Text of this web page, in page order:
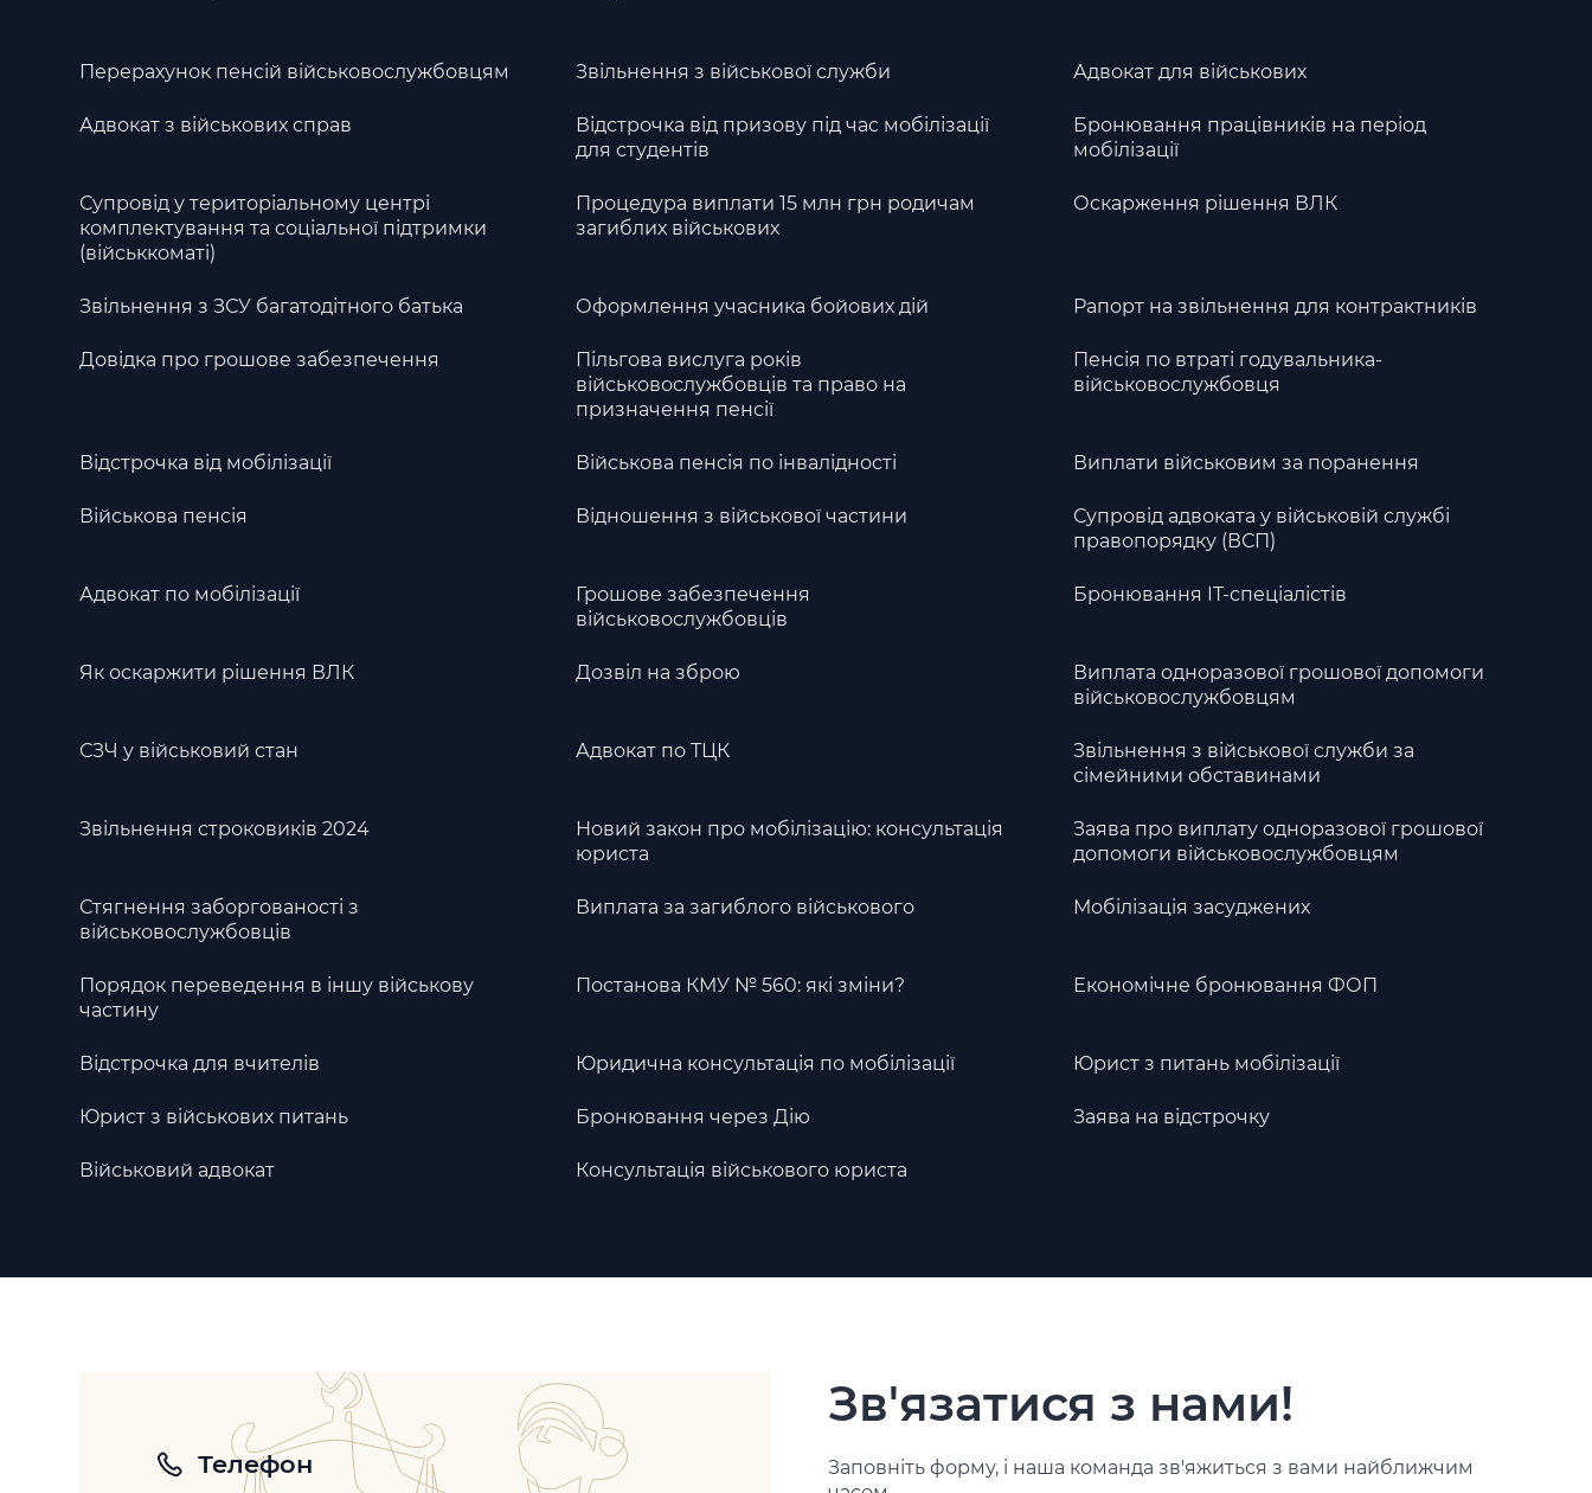
Перерахунок пенсій військовослужбовцям Звільнення з військової служби Адвокат для військових
Адвокат з військових справ
Відстрочка від призову під час мобілізації
для студентів
Бронювання працівників на період
мобілізації
Супровід у територіальному центрі
комплектування та соціальної підтримки
(військкоматі)
Процедура виплати 15 млн грн родичам
загиблих військових
Оскарження рішення ВЛК
Звільнення з ЗСУ багатодітного батька Оформлення учасника бойових дій Рапорт на звільнення для контрактників
Довідка про грошове забезпечення
Пільгова вислуга років
військовослужбовців та право на
призначення пенсії
Пенсія по втраті годувальника-
військовослужбовця
Відстрочка від мобілізації Військова пенсія по інвалідності Виплати військовим за поранення
Військова пенсія Відношення з військової частини
Супровід адвоката у військовій службі
правопорядку (ВСП)
Адвокат по мобілізації
Грошове забезпечення
військовослужбовців
Бронювання IT-спеціалістів
Як оскаржити рішення ВЛК Дозвіл на зброю
Виплата одноразової грошової допомоги
військовослужбовцям
СЗЧ у військовий стан Адвокат по ТЦК
Звільнення з військової служби за
сімейними обставинами
Звільнення строковиків 2024
Новий закон про мобілізацію: консультація
юриста
Заява про виплату одноразової грошової
допомоги військовослужбовцям
Стягнення заборгованості з
військовослужбовців
Виплата за загиблого військового Мобілізація засуджених
Порядок переведення в іншу військову
частину
Постанова КМУ № 560: які зміни? Економічне бронювання ФОП
Відстрочка для вчителів Юридична консультація по мобілізації Юрист з питань мобілізації
Юрист з військових питань Бронювання через Дію Заява на відстрочку
Військовий адвокат Консультація військового юриста
Телефон
Зв'язатися з нами!
Заповніть форму, і наша команда зв'яжиться з вами найближчим